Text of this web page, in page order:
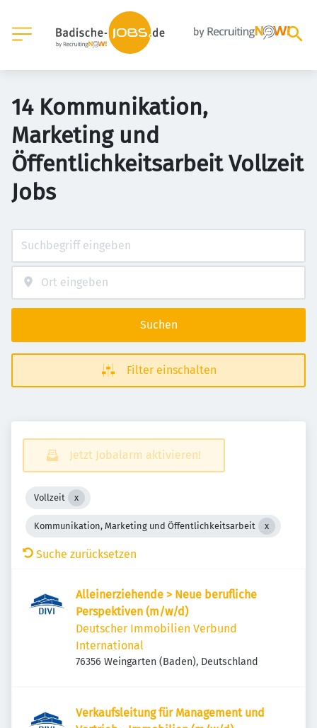
14 Kommunikation,
Marketing und
Öffentlichkeitsarbeit Vollzeit
Jobs
Suchen
Filter einschalten
Jetzt Jobalarm aktivieren!
Vollzeit
Kommunikation, Marketing und Öffentlichkeitsarbeit
Suche zurücksetzen
Alleinerziehende > Neue berufliche
Perspektiven (m/w/d)
Deutscher Immobilien Verbund
International
76356 Weingarten (Baden), Deutschland
Verkaufsleitung für Management und